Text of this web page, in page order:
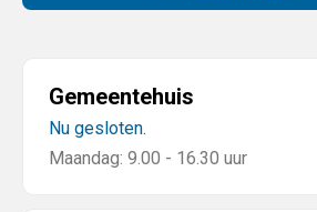
Gemeentehuis
Nu gesloten.
Maandag: 9.00 - 16.30 uur